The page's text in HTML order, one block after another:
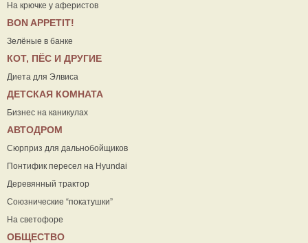
На крючке у аферистов
ВON APPETIT!
Зелёные в банке
КОТ, ПЁС И ДРУГИЕ
Диета для Элвиса
ДЕТСКАЯ КОМНАТА
Бизнес на каникулах
АВТОДРОМ
Сюрприз для дальнобойщиков
Понтифик пересел на Hyundai
Деревянный трактор
Союзнические “покатушки”
На светофоре
ОБЩЕСТВО